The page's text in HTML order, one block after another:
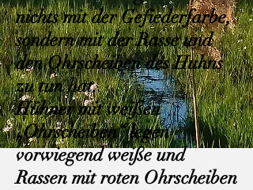
nichts mit der Gefiederfarbe,
sondern mit der Rasse und
den Ohrscheiben des Huhns
zu tun hat.
Hühner mit weißen
„Ohrscheiben“ legen
vorwiegend weiße und
Rassen mit roten Ohrscheiben